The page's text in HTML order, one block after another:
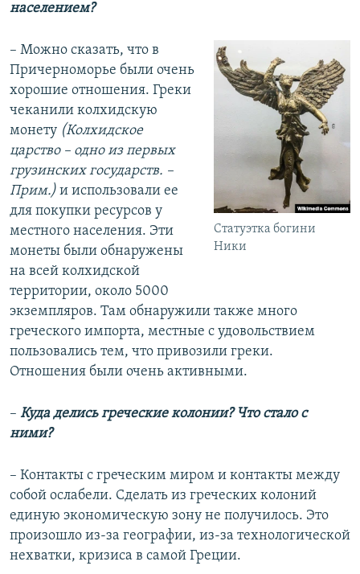
населением?
Статуэтка богини
Ники
– Можно сказать, что в
Причерноморье были очень
хорошие отношения. Греки
чеканили колхидскую
монету (Колхидское
царство – одно из первых
грузинских государств. –
Прим.) и использовали ее
для покупки ресурсов у
местного населения. Эти
монеты были обнаружены
на всей колхидской
территории, около 5000
экземпляров. Там обнаружили также много
греческого импорта, местные с удовольствием
пользовались тем, что привозили греки.
Отношения были очень активными.
– Куда делись греческие колонии? Что стало с
ними?
– Контакты с греческим миром и контакты между
собой ослабели. Сделать из греческих колоний
единую экономическую зону не получилось. Это
произошло из-за географии, из-за технологической
нехватки, кризиса в самой Греции.